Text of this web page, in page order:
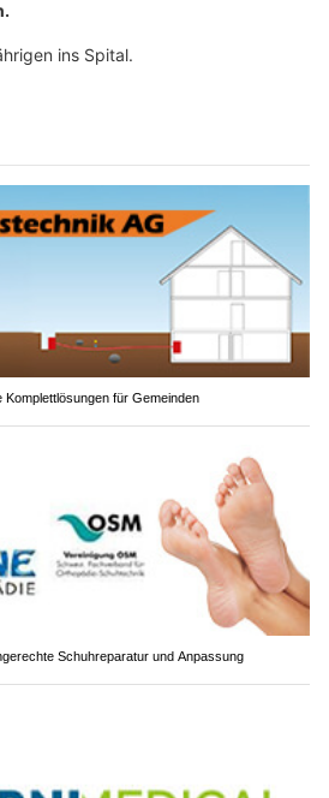
ins Spital.
für Gemeinden
Schuhreparatur und Anpassung